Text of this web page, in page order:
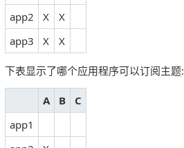
app2
X
X
app3
X X
下表显示了哪个应用程序可以订阅主题:
A B
C
app1